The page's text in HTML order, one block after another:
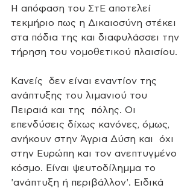
H απόφαση του ΣτΕ αποτελεί
τεκμήριο πως η Δικαιοσύνη στέκει
στα πόδια της και διαφυλάσσει την
τήρηση του νομοθετικού πλαισίου.
Κανείς  δεν είναι εναντίον της
ανάπτυξης του λιμανιού του
Πειραιά και της  πόλης. Οι
επενδύσεις δίχως κανόνες, όμως,
ανήκουν στην Άγρια Δύση και  όχι
στην Ευρώπη και τον ανεπτυγμένο
κόσμο. Είναι ψευτοδίλημμα το
'ανάπτυξη ή περιβάλλον'. Ειδικά